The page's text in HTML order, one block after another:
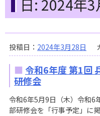
日: 2024年3
投稿日： 2024年3月28日
令和6年度 第1回
研修会
令和6年5月9日（木）令和6
部研修会を「行事予定」に掲